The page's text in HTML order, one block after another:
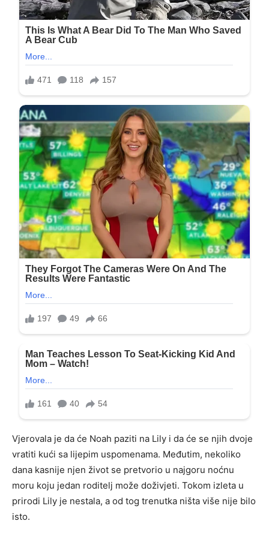
Vjerovala je da će Noah paziti na Lily i da će se njih dvoje
vratiti kući sa lijepim uspomenama. Međutim, nekoliko
dana kasnije njen život se pretvorio u najgoru noćnu
moru koju jedan roditelj može doživjeti. Tokom izleta u
prirodi Lily je nestala, a od tog trenutka ništa više nije bilo
isto.